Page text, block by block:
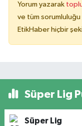
Yorum yazarak
ve tüm
EtikHaber hiçbir
Süper Lig
Süper Lig